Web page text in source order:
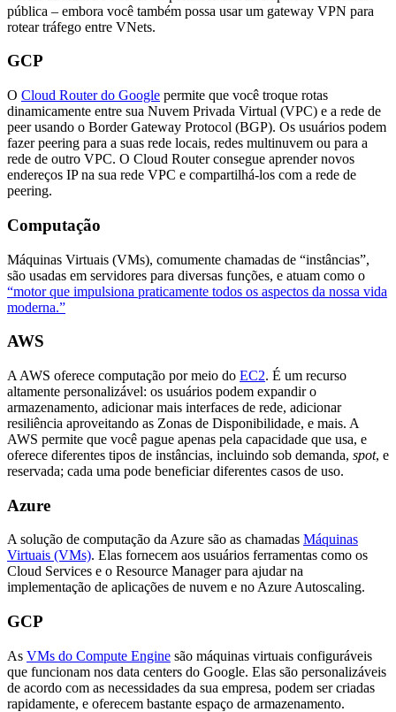
pública – embora você também possa usar um gateway VPN para
rotear tráfego entre VNets.
GCP
O Cloud Router do Google permite que você troque rotas
dinamicamente entre sua Nuvem Privada Virtual (VPC) e a rede de
peer usando o Border Gateway Protocol (BGP). Os usuários podem
fazer peering para a suas rede locais, redes multinuvem ou para a
rede de outro VPC. O Cloud Router consegue aprender novos
endereços IP na sua rede VPC e compartilhá-los com a rede de
peering.
Computação
Máquinas Virtuais (VMs), comumente chamadas de “instâncias”,
são usadas em servidores para diversas funções, e atuam como o
“motor que impulsiona praticamente todos os aspectos da nossa vida
moderna.”
AWS
A AWS oferece computação por meio do EC2. É um recurso
altamente personalizável: os usuários podem expandir o
armazenamento, adicionar mais interfaces de rede, adicionar
resiliência aproveitando as Zonas de Disponibilidade, e mais. A
AWS permite que você pague apenas pela capacidade que usa, e
oferece diferentes tipos de instâncias, incluindo sob demanda, spot, e
reservada; cada uma pode beneficiar diferentes casos de uso.
Azure
A solução de computação da Azure são as chamadas Máquinas
Virtuais (VMs). Elas fornecem aos usuários ferramentas como os
Cloud Services e o Resource Manager para ajudar na
implementação de aplicações de nuvem e no Azure Autoscaling.
GCP
As VMs do Compute Engine são máquinas virtuais configuráveis
que funcionam nos data centers do Google. Elas são personalizáveis
de acordo com as necessidades da sua empresa, podem ser criadas
rapidamente, e oferecem bastante espaço de armazenamento.